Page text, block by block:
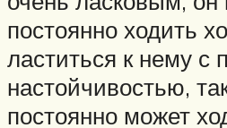
постоянно ходить
ластиться к нему с
настойчивостью,
постоянно может